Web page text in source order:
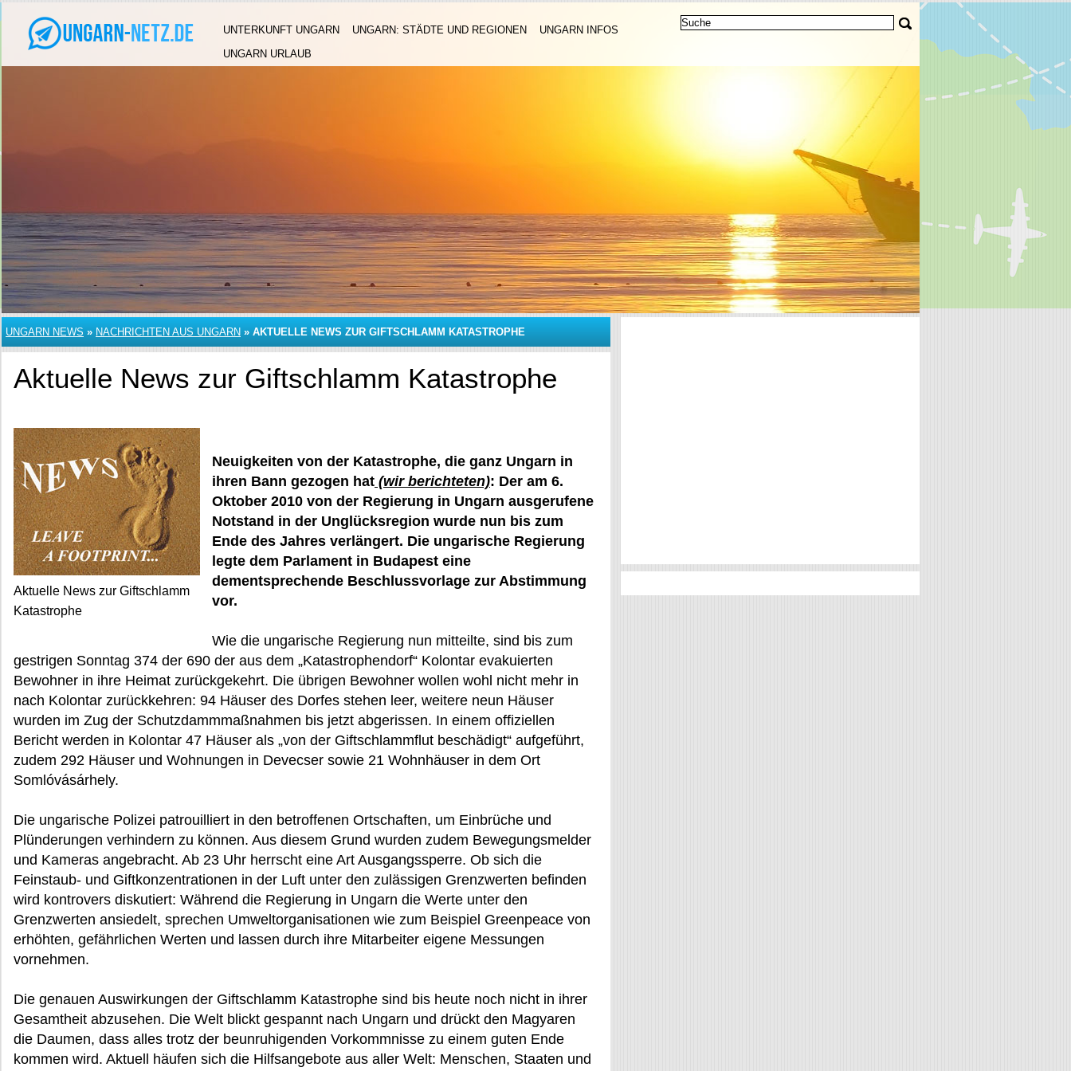
UNTERKUNFT UNGARN UNGARN: STÄDTE UND REGIONEN
UNGARN INFOS
UNGARN URLAUB
UNGARN NEWS » NACHRICHTEN AUS UNGARN » AKTUELLE NEWS ZUR GIFTSCHLAMM KATASTROPHE
Aktuelle News zur Giftschlamm Katastrophe
Aktuelle News zur Giftschlamm
Katastrophe
Neuigkeiten von der Katastrophe, die ganz Ungarn in
ihren Bann gezogen hat (wir berichteten): Der am 6.
Oktober 2010 von der Regierung in Ungarn ausgerufene
Notstand in der Unglücksregion wurde nun bis zum
Ende des Jahres verlängert. Die ungarische Regierung
legte dem Parlament in Budapest eine
dementsprechende Beschlussvorlage zur Abstimmung
vor.
Wie die ungarische Regierung nun mitteilte, sind bis zum
gestrigen Sonntag 374 der 690 der aus dem „Katastrophendorf“ Kolontar evakuierten
Bewohner in ihre Heimat zurückgekehrt. Die übrigen Bewohner wollen wohl nicht mehr in
nach Kolontar zurückkehren: 94 Häuser des Dorfes stehen leer, weitere neun Häuser
wurden im Zug der Schutzdammmaßnahmen bis jetzt abgerissen. In einem offiziellen
Bericht werden in Kolontar 47 Häuser als „von der Giftschlammflut beschädigt“ aufgeführt,
zudem 292 Häuser und Wohnungen in Devecser sowie 21 Wohnhäuser in dem Ort
Somlóvásárhely.
Die ungarische Polizei patrouilliert in den betroffenen Ortschaften, um Einbrüche und
Plünderungen verhindern zu können. Aus diesem Grund wurden zudem Bewegungsmelder
und Kameras angebracht. Ab 23 Uhr herrscht eine Art Ausgangssperre. Ob sich die
Feinstaub- und Giftkonzentrationen in der Luft unter den zulässigen Grenzwerten befinden
wird kontrovers diskutiert: Während die Regierung in Ungarn die Werte unter den
Grenzwerten ansiedelt, sprechen Umweltorganisationen wie zum Beispiel Greenpeace von
erhöhten, gefährlichen Werten und lassen durch ihre Mitarbeiter eigene Messungen
vornehmen.
Die genauen Auswirkungen der Giftschlamm Katastrophe sind bis heute noch nicht in ihrer
Gesamtheit abzusehen. Die Welt blickt gespannt nach Ungarn und drückt den Magyaren
die Daumen, dass alles trotz der beunruhigenden Vorkommnisse zu einem guten Ende
kommen wird. Aktuell häufen sich die Hilfsangebote aus aller Welt: Menschen, Staaten und